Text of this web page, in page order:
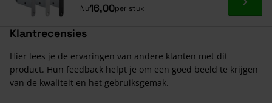
Nu16,00per stuk Ga
Klantrecensies
Hier lees je de ervaringen van andere klanten met dit
product. Hun feedback helpt je om een goed beeld te krijgen
van de kwaliteit en het gebruiksgemak.